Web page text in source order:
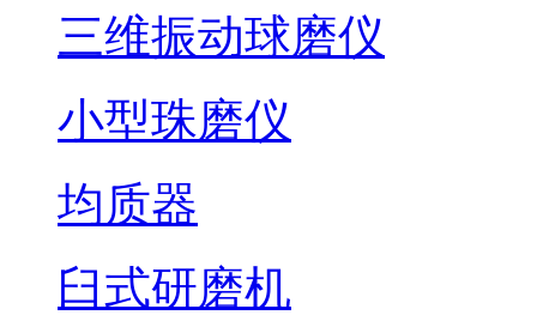
三维振动球磨仪
小型珠磨仪
均质器
臼式研磨机